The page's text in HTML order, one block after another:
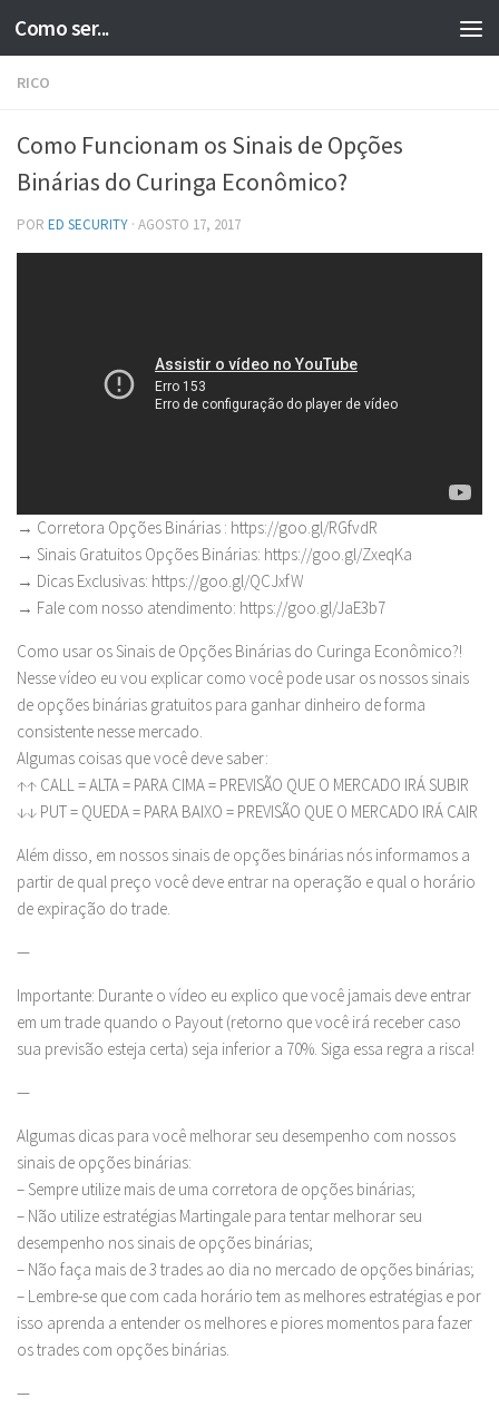
Skip to content
Como ser...
RICO
Como Funcionam os Sinais de Opções
Binárias do Curinga Econômico?
POR ED SECURITY · AGOSTO 17, 2017
→ Corretora Opções Binárias : https://goo.gl/RGfvdR
→ Sinais Gratuitos Opções Binárias: https://goo.gl/ZxeqKa
→ Dicas Exclusivas: https://goo.gl/QCJxfW
→ Fale com nosso atendimento: https://goo.gl/JaE3b7
Como usar os Sinais de Opções Binárias do Curinga Econômico?!
Nesse vídeo eu vou explicar como você pode usar os nossos sinais
de opções binárias gratuitos para ganhar dinheiro de forma
consistente nesse mercado.
Algumas coisas que você deve saber:
↑↑ CALL = ALTA = PARA CIMA = PREVISÃO QUE O MERCADO IRÁ SUBIR
↓↓ PUT = QUEDA = PARA BAIXO = PREVISÃO QUE O MERCADO IRÁ CAIR
Além disso, em nossos sinais de opções binárias nós informamos a
partir de qual preço você deve entrar na operação e qual o horário
de expiração do trade.
—
Importante: Durante o vídeo eu explico que você jamais deve entrar
em um trade quando o Payout (retorno que você irá receber caso
sua previsão esteja certa) seja inferior a 70%. Siga essa regra a risca!
—
Algumas dicas para você melhorar seu desempenho com nossos
sinais de opções binárias:
– Sempre utilize mais de uma corretora de opções binárias;
– Não utilize estratégias Martingale para tentar melhorar seu
desempenho nos sinais de opções binárias;
– Não faça mais de 3 trades ao dia no mercado de opções binárias;
– Lembre-se que com cada horário tem as melhores estratégias e por
isso aprenda a entender os melhores e piores momentos para fazer
os trades com opções binárias.
—